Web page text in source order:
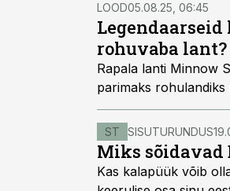
LOOD05.08.25, 06:45
Legendaarseid
rohuvaba lant?
Rapala lanti Minnow
parimaks
ST SISUTURUNDUS
Miks sõidavad
Kas kalapüük võib